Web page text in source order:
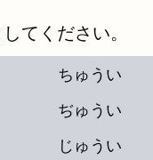
してください。
ちゅうい
ぢゅうい
じゅうい